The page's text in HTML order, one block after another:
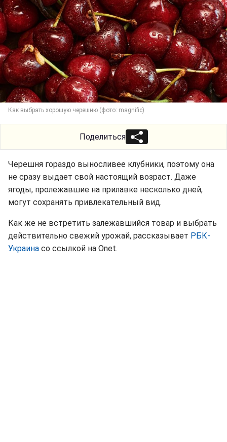
Как выбрать хорошую черешню (фото: magnific)
Поделиться
Черешня гораздо выносливее клубники, поэтому она
не сразу выдает свой настоящий возраст. Даже
ягоды, пролежавшие на прилавке несколько дней,
могут сохранять привлекательный вид.
Как же не встретить залежавшийся товар и выбрать
действительно свежий урожай, рассказывает РБК-
Украина со ссылкой на Onet.